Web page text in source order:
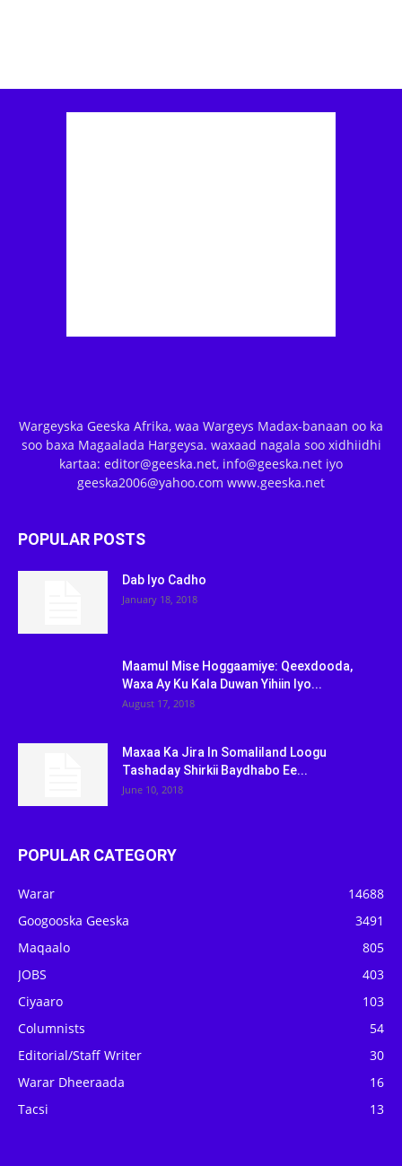
Wargeyska Geeska Afrika, waa Wargeys Madax-banaan oo ka
soo baxa Magaalada Hargeysa. waxaad nagala soo xidhiidhi
kartaa: editor@geeska.net, info@geeska.net iyo
geeska2006@yahoo.com www.geeska.net
POPULAR POSTS
Dab Iyo Cadho
January 18, 2018
Maamul Mise Hoggaamiye: Qeexdooda,
Waxa Ay Ku Kala Duwan Yihiin Iyo...
August 17, 2018
Maxaa Ka Jira In Somaliland Loogu
Tashaday Shirkii Baydhabo Ee...
June 10, 2018
POPULAR CATEGORY
Warar
14688
Googooska Geeska
3491
Maqaalo
805
JOBS
403
Ciyaaro
103
Columnists
54
Editorial/Staff Writer
30
Warar Dheeraada
16
Tacsi
13